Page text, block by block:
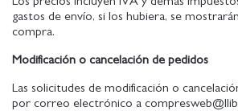
gastos de envío, si los hubiera, se
compra.
Modificación o cancelación de pedidos
Las solicitudes de modificación o
por correo electrónico a